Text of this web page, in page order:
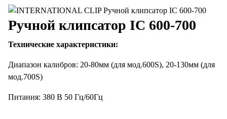
Ручной клипсатор IC 600-700
Технические характеристики:
Диапазон калибров: 20-80мм (для мод.600S), 20-130мм (для
мод.700S)
Питания: 380 B 50 Гц/60Гц